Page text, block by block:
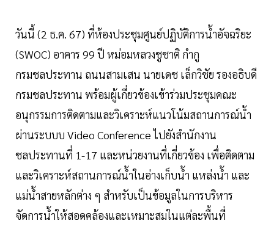
วันนี้ (2 ธ.ค. 67) ที่ห้องประชุมศูนย์ปฏิบัติการน้ำอัจฉริยะ
(SWOC) อาคาร 99 ปี หม่อมหลวงชูชาติ กำกู
กรมชลประทาน ถนนสามเสน นายเดช เล็กวิชัย รองอธิบดี
กรมชลประทาน พร้อมผู้เกี่ยวข้องเข้าร่วมประชุมคณะ
อนุกรรมการติดตามและวิเคราะห์แนวโน้มสถานการณ์น้ำ
ผ่านระบบบ Video Conference ไปยังสำนักงาน
ชลประทานที่ 1-17 และหน่วยงานที่เกี่ยวข้อง เพื่อติดตาม
และวิเคราะห์สถานการณ์น้ำในอ่างเก็บน้ำ แหล่งน้ำ และ
แม่น้ำสายหลักต่าง ๆ สำหรับเป็นข้อมูลในการบริหาร
จัดการน้ำให้สอดคล้องและเหมาะสมในแต่ละพื้นที่